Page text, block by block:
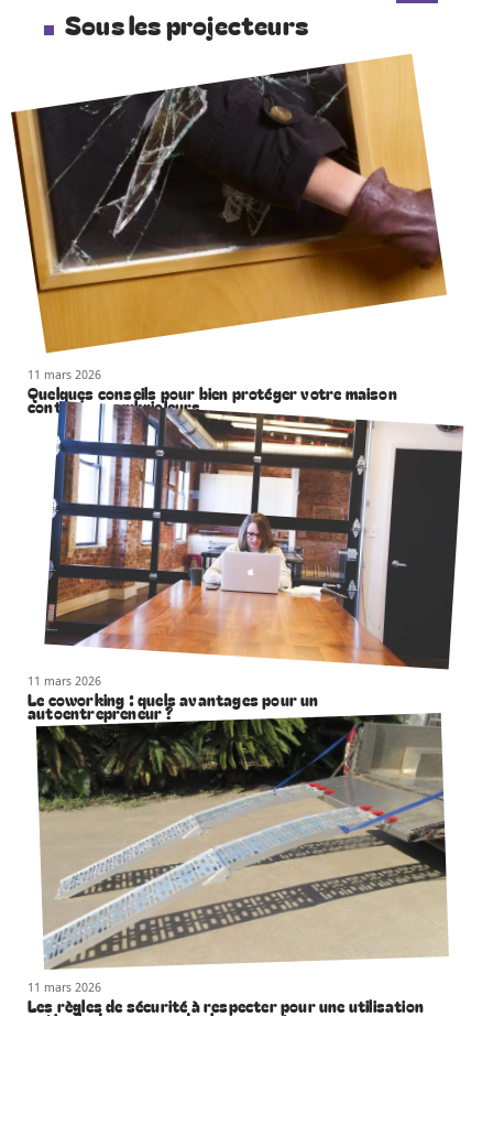
Sous les projecteurs
11 mars 2026
Quelques conseils pour bien protéger votre maison
contre les cambrioleurs
11 mars 2026
Le coworking : quels avantages pour un
autoentrepreneur ?
11 mars 2026
Les règles de sécurité à respecter pour une utilisation
optimale des rampes de chargement